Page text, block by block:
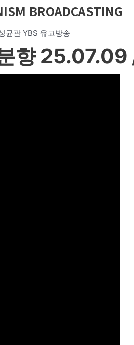
BROADCASTING
균관 YBS 유교방송
향